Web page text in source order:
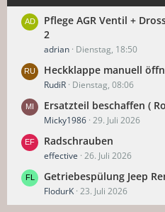
Pflege AGR Ventil +
2
adrian Dienstag, 18:50
Heckklappe manuell
RudiR Dienstag, 08:06
Ersatzteil beschaffen (
Micky1986 29. Juli 2026
Radschrauben
effective 26. Juli 2026
Getriebespülung Jeep
FlodurK 23. Juli 2026